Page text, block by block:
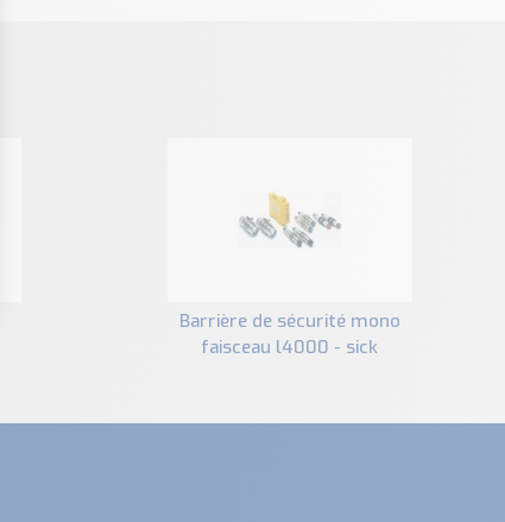
barrière de sécurité mono
faisceau l4000 - sick